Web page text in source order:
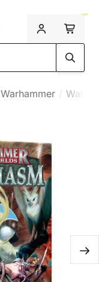
Warhammer